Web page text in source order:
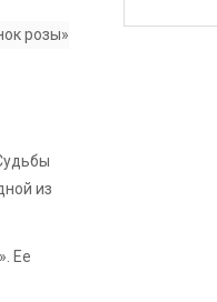
розы»
из
Ее